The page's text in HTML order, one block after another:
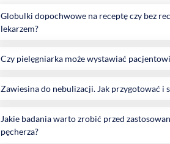
Globulki dopochwowe na receptę czy bez
lekarzem?
Czy pielęgniarka może wystawiać
Zawiesina do nebulizacji. Jak przygotować i
Jakie badania warto zrobić przed
pęcherza?